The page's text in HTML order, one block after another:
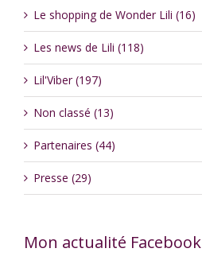
Le shopping de Wonder Lili (16)
Les news de Lili (118)
Lil'Viber (197)
Non classé (13)
Partenaires (44)
Presse (29)
Mon actualité Facebook